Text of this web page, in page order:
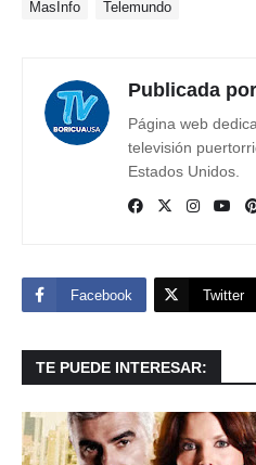
MasInfo
Telemundo
Publicada por
Página web
televisión
Estados Unidos.
Facebook Twitter
TE PUEDE INTERESAR: